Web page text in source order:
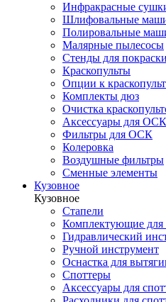
Инфракрасные
Шлифовальные
Полировальные
Малярные пылесосы
Стенды для покраски
Краскопульты
Опции к
Комплекты дюз
Очистка
Аксессуары для
Фильтры для ОСК
Колеровка
Воздушные фильтры
Сменные элементы
Кузовное
Кузовное
Стапели
Комплектующие для
Гидравлический
Ручной инструмент
Оснастка для
Споттеры
Аксессуары для